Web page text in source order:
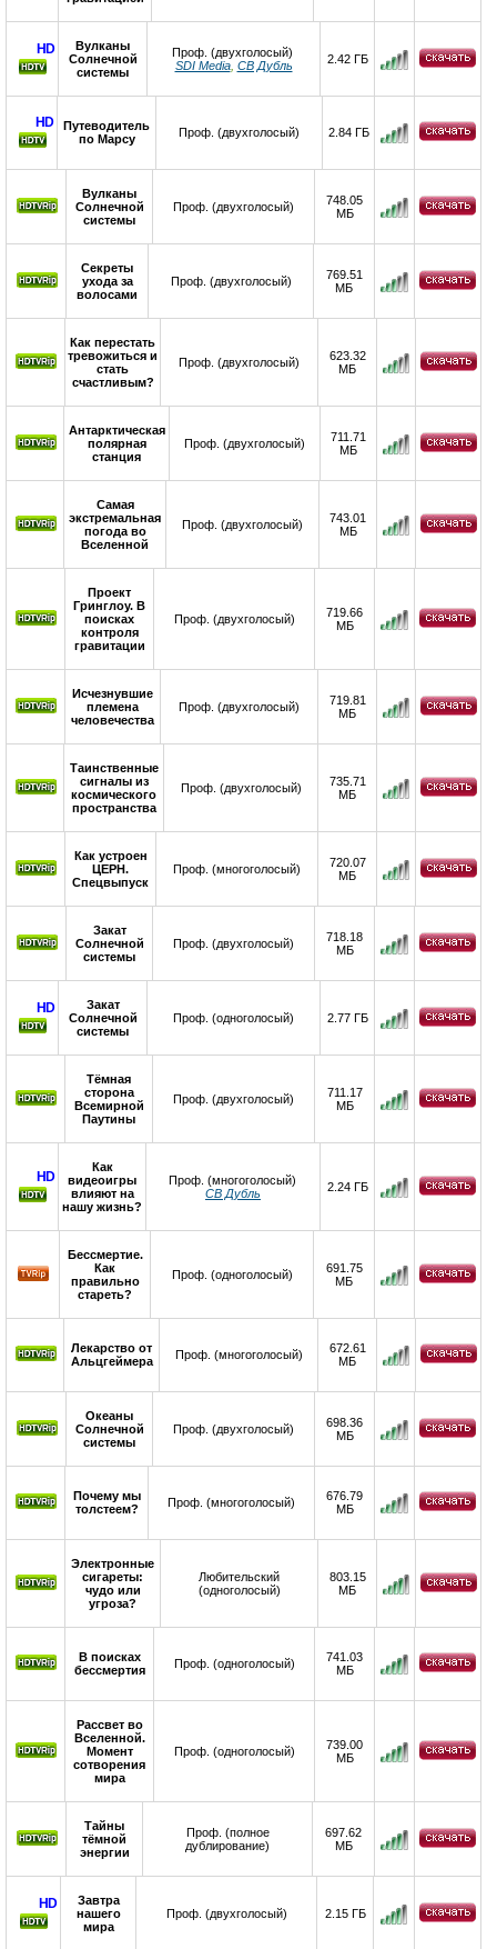
HD
Вулканы
Солнечной
системы
Проф. (двухголосый)
SDI Media, СВ Дубль 2.42 ГБ
HD
Путеводитель
по Марсу
Проф. (двухголосый) 2.84 ГБ
Вулканы
Солнечной
системы
Проф. (двухголосый)
748.05
МБ
Секреты
ухода за
волосами
Проф. (двухголосый)
769.51
МБ
Как перестать
тревожиться и
стать
счастливым?
Проф. (двухголосый)
623.32
МБ
Антарктическая
полярная
станция
Проф. (двухголосый)
711.71
МБ
Самая
экстремальная
погода во
Вселенной
Проф. (двухголосый)
743.01
МБ
Проект
Гринглоу. В
поисках
контроля
гравитации
Проф. (двухголосый)
719.66
МБ
Исчезнувшие
племена
человечества
Проф. (двухголосый)
719.81
МБ
Таинственные
сигналы из
космического
пространства
Проф. (двухголосый)
735.71
МБ
Как устроен
ЦЕРН.
Спецвыпуск
Проф. (многоголосый)
720.07
МБ
Закат
Солнечной
системы
Проф. (двухголосый)
718.18
МБ
HD
Закат
Солнечной
системы
Проф. (одноголосый) 2.77 ГБ
Тёмная
сторона
Всемирной
Паутины
Проф. (двухголосый)
711.17
МБ
HD
Как
видеоигры
влияют на
нашу жизнь?
Проф. (многоголосый)
СВ Дубль
2.24 ГБ
Бессмертие.
Как
правильно
стареть?
Проф. (одноголосый)
691.75
МБ
Лекарство от
Альцгеймера
Проф. (многоголосый)
672.61
МБ
Океаны
Солнечной
системы
Проф. (двухголосый)
698.36
МБ
Почему мы
толстеем?
Проф. (многоголосый)
676.79
МБ
Электронные
сигареты:
чудо или
угроза?
Любительский
(одноголосый)
803.15
МБ
В поисках
бессмертия
Проф. (одноголосый)
741.03
МБ
Рассвет во
Вселенной.
Момент
сотворения
мира
Проф. (одноголосый)
739.00
МБ
Тайны
тёмной
энергии
Проф. (полное
дублирование)
697.62
МБ
HD
Завтра
нашего
мира
Проф. (двухголосый) 2.15 ГБ